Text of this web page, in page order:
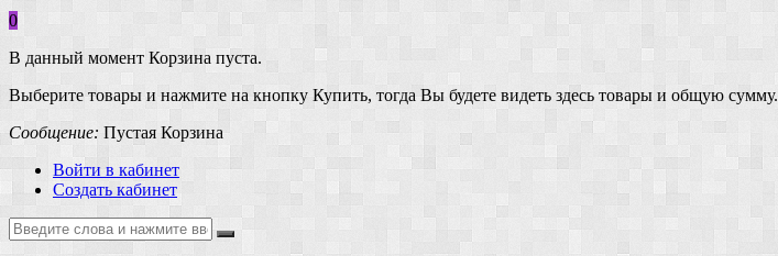
0
В данный момент Корзина пуста.
Выберите товары и нажмите на кнопку Купить, тогда Вы будете видеть здесь товары и общую сумму.
Сообщение: Пустая Корзина
Войти в кабинет
Создать кабинет